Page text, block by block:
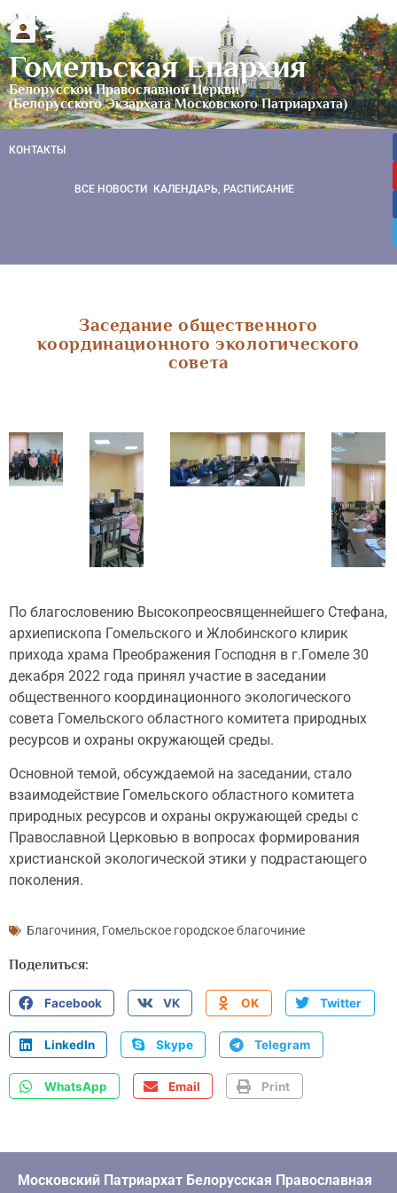
Гомельская Епархия
Белорусской Православной Церкви
(Белорусского Экзархата Московского Патриархата)
КОНТАКТЫ
ВСЕ НОВОСТИ КАЛЕНДАРЬ, РАСПИСАНИЕ
Заседание общественного
координационного экологического
совета
По благословению Высокопреосвященнейшего Стефана,
архиепископа Гомельского и Жлобинского клирик
прихода храма Преображения Господня в г.Гомеле 30
декабря 2022 года принял участие в заседании
общественного координационного экологического
совета Гомельского областного комитета природных
ресурсов и охраны окружающей среды.
Основной темой, обсуждаемой на заседании, стало
взаимодействие Гомельского областного комитета
природных ресурсов и охраны окружающей среды с
Православной Церковью в вопросах формирования
христианской экологической этики у подрастающего
поколения.
Благочиния, Гомельское городское благочиние
Поделиться:
Facebook VK OK Twitter
LinkedIn Skype Telegram
WhatsApp Email Print
Московский Патриархат Белорусская Православная